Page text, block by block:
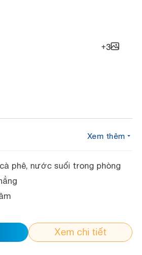
+3
Xem thêm
phê, nước suối trong phòng
cao
Xem chi tiết